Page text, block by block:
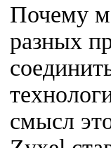
Почему
разных
смысл